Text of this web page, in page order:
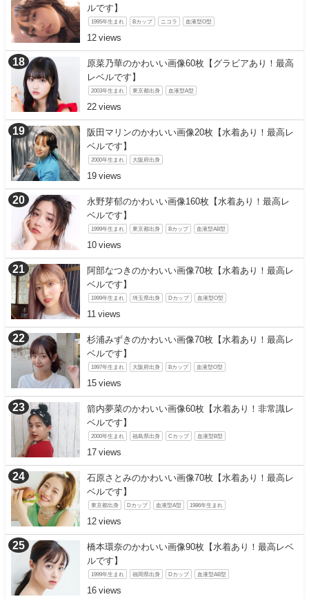
ルです】
1995年生まれ Bカップ ニコラ 血液型O型
12
原菜乃華のかわいい画像60枚【グラビアあり！最高
レベルです】
2003年生まれ 東京都出身 血液型A型
22
阪田マリンのかわいい画像20枚【水着あり！最高レ
ベルです】
2000年生まれ 大阪府出身
19
永野芽郁のかわいい画像160枚【水着あり！最高レ
ベルです】
1999年生まれ 東京都出身 Bカップ 血液型AB型
10
阿部なつきのかわいい画像70枚【水着あり！最高レ
ベルです】
1999年生まれ 埼玉県出身 Dカップ 血液型O型
11
杉浦みずきのかわいい画像70枚【水着あり！最高レ
ベルです】
1997年生まれ 大阪府出身 Bカップ 血液型O型
15
箭内夢菜のかわいい画像60枚【水着あり！非常識レ
ベルです】
2000年生まれ 福島県出身 Cカップ 血液型B型
17
石原さとみのかわいい画像70枚【水着あり！最高レ
ベルです】
東京都出身 Dカップ 血液型A型 1986年生まれ
12
橋本環奈のかわいい画像90枚【水着あり！最高レベ
ルです】
1999年生まれ 福岡県出身 Dカップ 血液型AB型
16